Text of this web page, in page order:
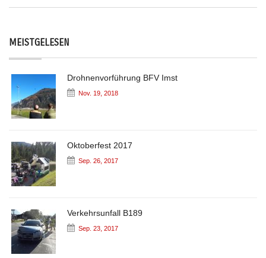
MEISTGELESEN
Drohnenvorführung BFV Imst
Nov. 19, 2018
Oktoberfest 2017
Sep. 26, 2017
Verkehrsunfall B189
Sep. 23, 2017